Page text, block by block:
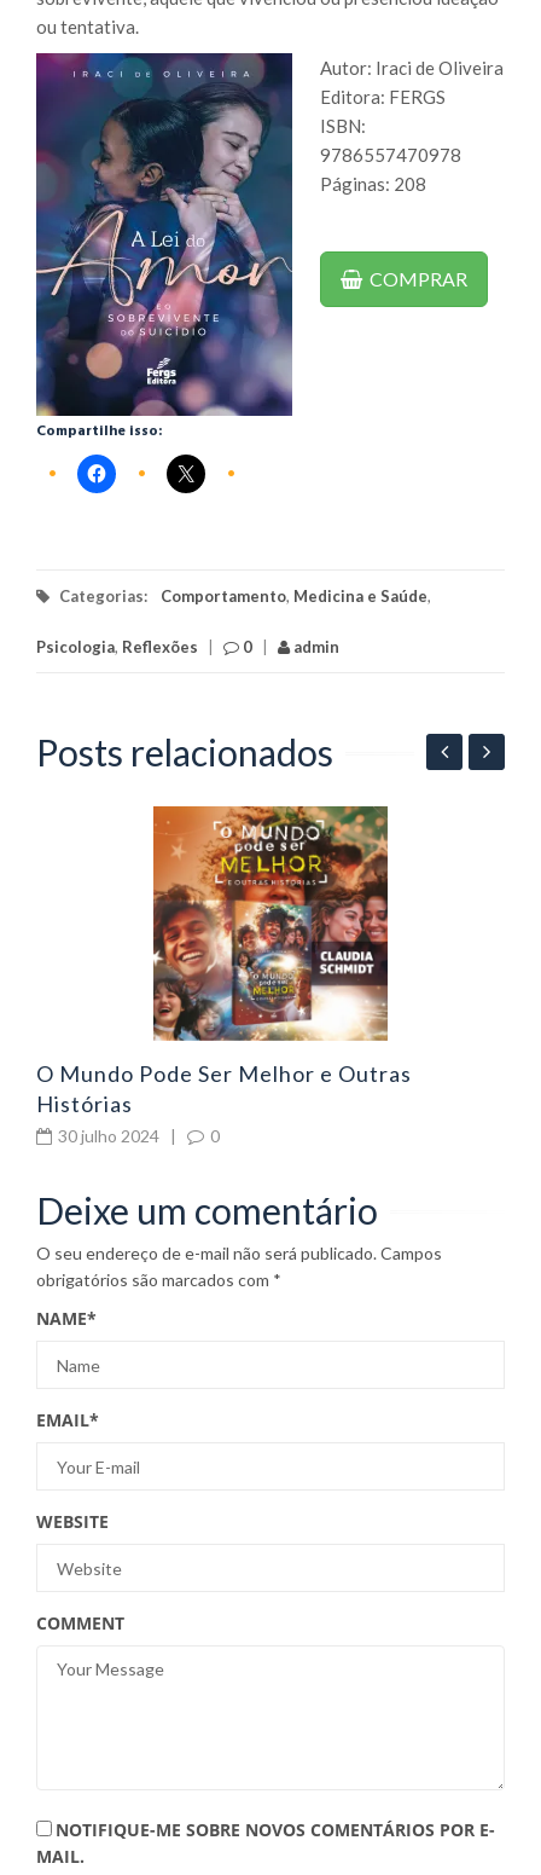
ou tentativa.
Autor: Iraci de Oliveira
Editora: FERGS
ISBN:
9786557470978
Páginas: 208
COMPRAR
Compartilhe isso:
Categorias: Comportamento, Medicina e Saúde,
Psicologia, Reflexões 0 admin
Posts relacionados
O Mundo Pode Ser Melhor e Outras
Histórias
30 julho 2024 | 0
Deixe um comentário
O seu endereço de e-mail não será publicado.Campos
obrigatórios são marcados com *
NAME*
EMAIL*
WEBSITE
COMMENT
NOTIFIQUE-ME SOBRE NOVOS COMENTÁRIOS POR E-
MAIL.